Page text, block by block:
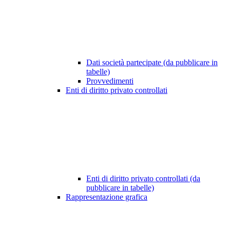
Dati società partecipate (da pubblicare in
tabelle)
Provvedimenti
Enti di diritto privato controllati
Enti di diritto privato controllati (da
pubblicare in tabelle)
Rappresentazione grafica